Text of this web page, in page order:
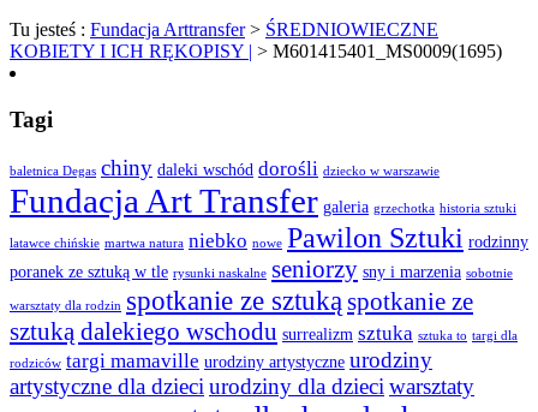
Tu jesteś : Fundacja Arttransfer> ŚREDNIOWIECZNE
KOBIETY I ICH RĘKOPISY | > M601415401_MS0009(1695)
Tagi
baletnica Degas chiny daleki wschód dorośli dziecko w warszawie
Fundacja Art Transfer galeria grzechotka historia sztuki
latawce chińskie martwa natura niebko nowe Pawilon Sztuki rodzinny
poranek ze sztuką w tle rysunki naskalne seniorzy sny i marzenia sobotnie
warsztaty dla rodzin spotkanie ze sztukąspotkanie ze
sztuką dalekiego wschodu surrealizm sztuka sztuka to targi dla
rodziców targi mamaville urodziny artystyczne urodziny
artystyczne dla dzieciurodziny dla dzieciwarsztaty